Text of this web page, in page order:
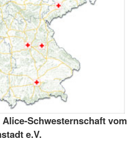
Schwesternschaft vom
e.V.